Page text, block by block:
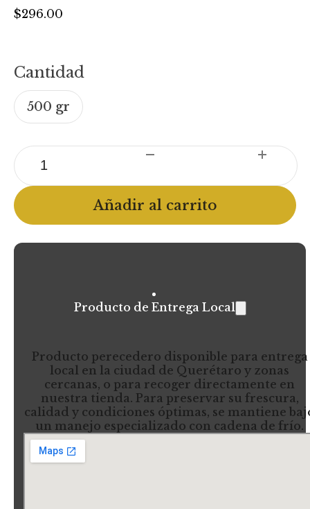
$296.00
Cantidad
500 gr
Cecina
(Libre
Pastoreo)
cantidad
Añadir al carrito
Producto de Entrega Local
Producto perecedero disponible para entrega
local en la ciudad de Querétaro y zonas
cercanas, o para recoger directamente en
nuestra tienda. Para preservar su frescura,
calidad y condiciones óptimas, se mantiene
un manejo especializado con cadena de frío.